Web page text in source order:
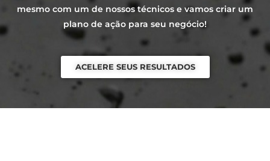
mesmo com um de nossos técnicos e vamos criar um
plano de ação para seu negócio!
ACELERE SEUS RESULTADOS